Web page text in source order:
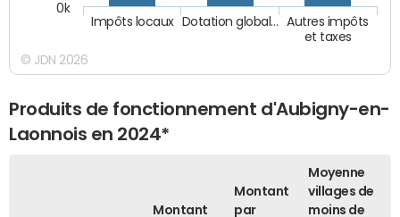
Autres impôts
et taxes
Dotation global…
Impôts locaux
0k
© JDN 2026
Produits de fonctionnement d'Aubigny-en-
Laonnois en 2024*
Montant
Montant
par
Moyenne
villages de
moins de